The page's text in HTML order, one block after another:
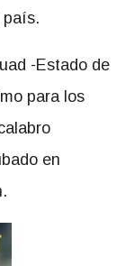
país.
-Estado de
para los
en